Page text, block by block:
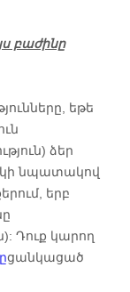
բաժինը
եթե
ձեր
նպատակով
երբ
Դուք կարող
ցանկացած